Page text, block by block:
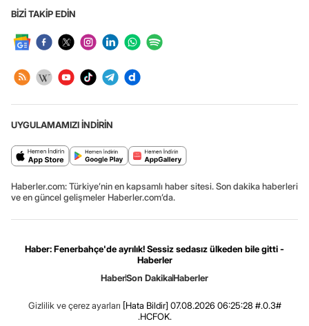
BİZİ TAKİP EDİN
UYGULAMAMIZI İNDİRİN
Haberler.com: Türkiye’nin en kapsamlı haber sitesi. Son dakika haberleri
ve en güncel gelişmeler Haberler.com’da.
Haber: Fenerbahçe'de ayrılık! Sessiz sedasız ülkeden bile gitti -
Haberler
HaberSon DakikaHaberler
Gizlilik ve çerez ayarları [Hata Bildir] 07.08.2026 06:25:28 #.0.3#
.HCFOK.